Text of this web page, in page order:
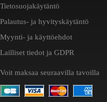
Tietosuojakäytäntö
Palautus- ja hyvityskäytäntö
Myynti- ja käyttöehdot
Lailliset tiedot ja GDPR
Voit maksaa seuraavilla tavoilla